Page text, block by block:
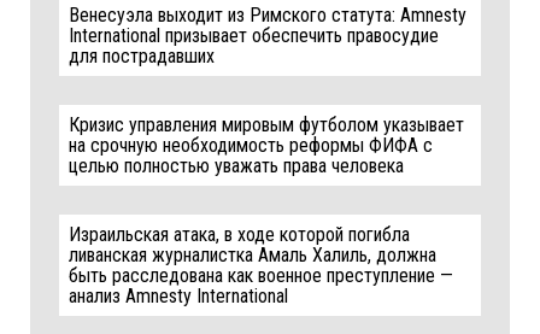
Венесуэла выходит из Римского статута: Amnesty
International призывает обеспечить правосудие
для пострадавших
Кризис управления мировым футболом указывает
на срочную необходимость реформы ФИФА с
целью полностью уважать права человека
Израильская атака, в ходе которой погибла
ливанская журналистка Амаль Халиль, должна
быть расследована как военное преступление —
анализ Amnesty International